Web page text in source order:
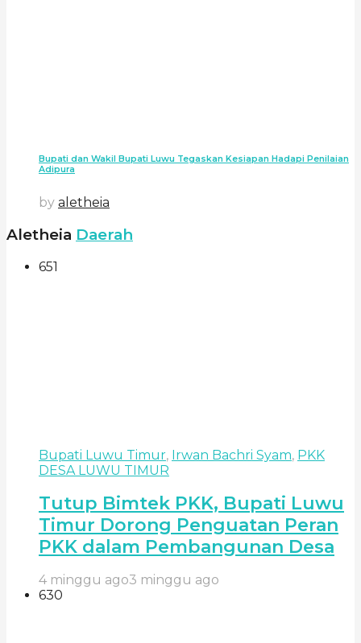
Bupati dan Wakil Bupati Luwu Tegaskan Kesiapan Hadapi Penilaian
Adipura
by aletheia
Aletheia Daerah
651
Bupati Luwu Timur, Irwan Bachri Syam, PKK
DESA LUWU TIMUR
Tutup Bimtek PKK, Bupati Luwu
Timur Dorong Penguatan Peran
PKK dalam Pembangunan Desa
4 minggu ago3 minggu ago
630